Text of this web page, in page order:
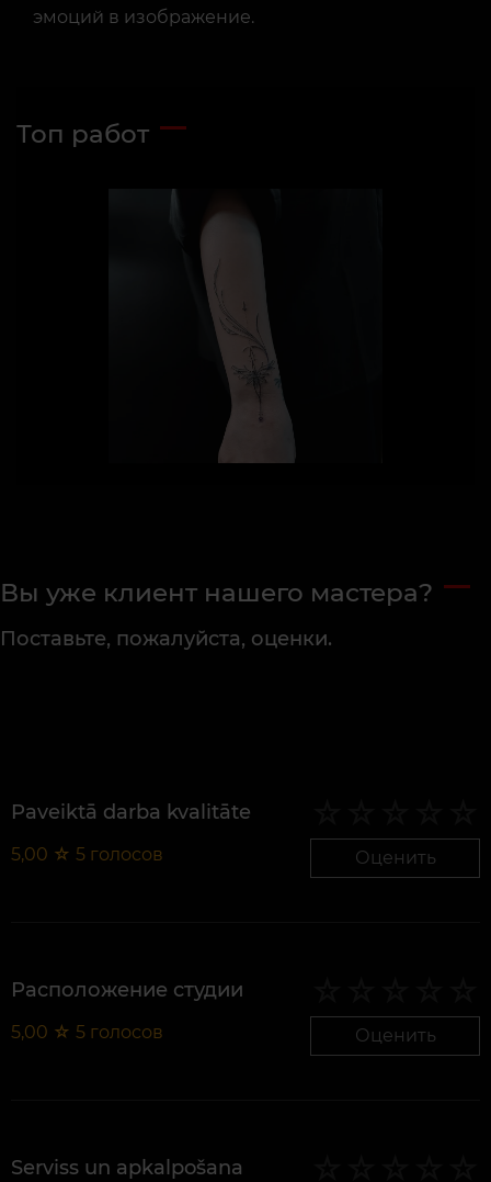
эмоций в изображение.
Топ работ
Вы уже клиент нашего мастера?
Поставьте, пожалуйста, оценки.
Paveiktā darba kvalitāte
5,00 ☆ 5 голосов Оценить
Расположение студии
5,00 ☆ 5 голосов Оценить
Serviss un apkalpošana